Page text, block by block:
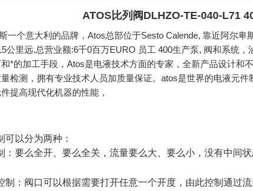
ATOS比列阀DLHZO-TE-040-L71
个意大利的品牌，Atos总部位于Sesto Calende, 靠近阿尔卑
公里远.总营业额:6千0百万EURO 员工 400生产泵, 阀和系统
*的加工手段，Atos是电液技术方面的专家，全新产品设计和
检测，拥有专业技术人员加质量保证。atos是世界的电液元
提高现代化机器的性能，
可以分为两种：
：要么全开、要么全关，流量要么大、要么小，没有中间状
制：阀口可以根据需要打开任意一个开度，由此控制通过